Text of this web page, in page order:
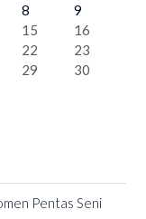
8
9
15
16
22
23
29
30
Pentas Seni